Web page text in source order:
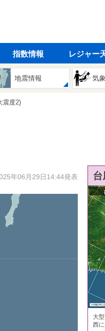
指数情報 レジャー
地震情報 気
震度2)
年06月29日14:44発表
大
西